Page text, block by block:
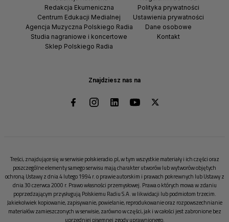
Znajdziesz nas na
Redakcja Ekumeniczna
Centrum Edukacji Medialnej
Agencja Muzyczna Polskiego Radia
Studia nagraniowe i koncertowe
Sklep Polskiego Radia
Polityka prywatności
Ustawienia prywatności
Dane osobowe
Kontakt
Treści, znajdujące się w serwisie polskieradio.pl, w tym wszystkie materiały i ich części oraz
poszczególne elementy samego serwisu mają charakter utworów lub wytworów objętych
ochroną Ustawy z dnia 4 lutego 1994 r. o prawie autorskim i prawach pokrewnych lub Ustawy z
dnia 30 czerwca 2000 r. Prawo własności przemysłowej. Prawa o których mowa w zdaniu
poprzedzającym przysługują Polskiemu Radiu S.A. w likwidacji lub podmiotom trzecim.
Jakiekolwiek kopiowanie, zapisywanie, powielanie, reprodukowanie oraz rozpowszechnianie
materiałów zamieszczonych w serwisie, zarówno w części, jak i w całości jest zabronione bez
uprzedniej pisemnej zgody uprawnionego.